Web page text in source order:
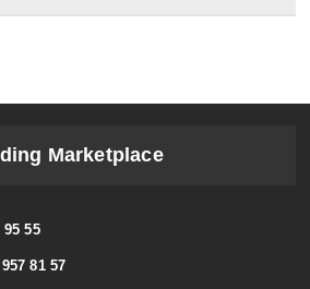
Marketplace
95 55
81 57